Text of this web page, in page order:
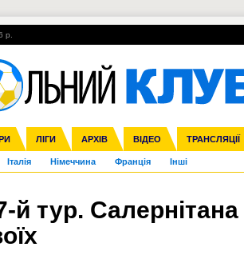
р.
ЛІГИ АРХІВ ВІДЕО ТРАНСЛЯЦІЇ
Перша ліга Друга ліга Кубок України
Європи Міжнародні Ліга націй Ліга
Італія Німеччина Франція Інші
Росія Кубок конфедерацій ЧЄ-2015 (U-
й тур ВІЙНА УПЛ-ПЕРЕХОДИ
й тур.